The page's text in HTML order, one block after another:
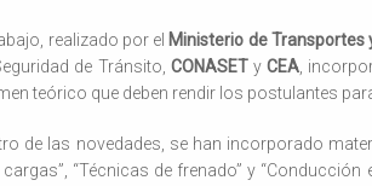
realizado por el Ministerio de Transportes
de Tránsito, CONASETyCEA ,
teórico que deben rendir los postulantes
de las novedades, se han incorporado
“Técnicas de frenado” y